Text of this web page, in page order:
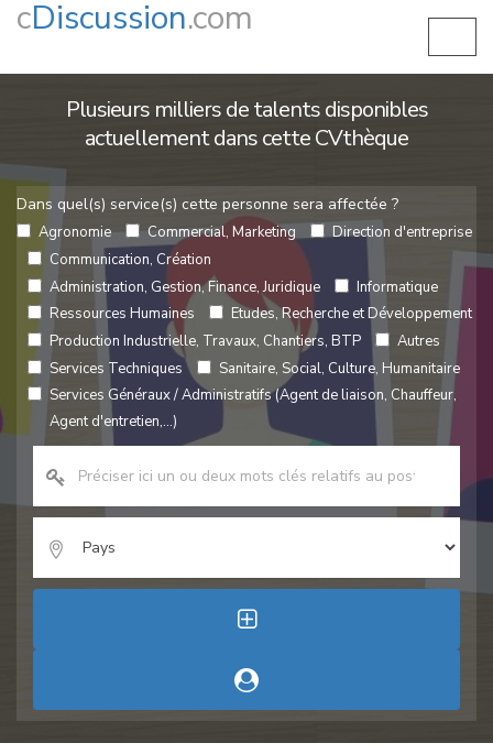
cDiscussion.com
Plusieurs milliers de talents disponibles
actuellement dans cette CVthèque
Dans quel(s) service(s) cette personne sera affectée ?
Agronomie Commercial, Marketing
Direction d'entreprise
Communication, Création
Administration, Gestion, Finance, Juridique
Informatique
Ressources Humaines
Etudes, Recherche et Développement
Production Industrielle, Travaux, Chantiers, BTP
Autres
Services Techniques
Sanitaire, Social, Culture, Humanitaire
Services Généraux / Administratifs (Agent de liaison, Chauffeur,
Agent d'entretien,...)